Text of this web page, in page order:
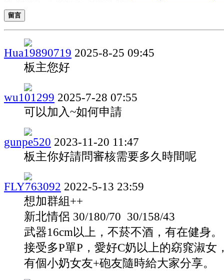
留言
Hua19890719 2025-8-25 09:45
板主您好
wu101299 2025-7-28 07:55
可以加入~如何申請
gunpe520 2023-11-20 11:47
板主你好請問審核需要多久時間呢
FLY763092 2022-5-13 23:59
想加群組++
新北情侶 30/180/70 30/158/43
武器16cm以上，不菸不酒，有在健身。
接受多P單P，愛好C奶以上的窈窕淑女
有個小奶女友+砲友隨時給大家分享。